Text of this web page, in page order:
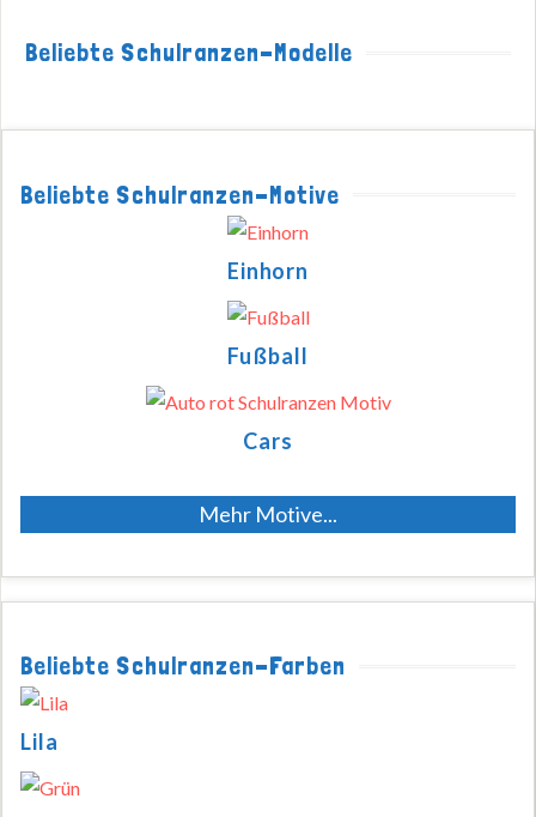
Beliebte Schulranzen-Modelle
Beliebte Schulranzen-Motive
Einhorn
Fußball
Cars
Mehr Motive...
Beliebte Schulranzen-Farben
Lila